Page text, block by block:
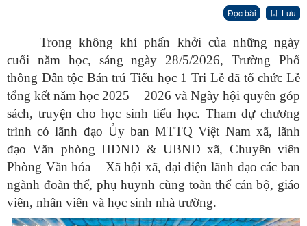
Đọc bài Lưu
Trong không khí phấn khởi của những ngày
cuối năm học, sáng ngày 28/5/2026, Trường Phổ
thông Dân tộc Bán trú Tiểu học 1 Tri Lễ đã tổ chức Lễ
tổng kết năm học 2025 – 2026 và Ngày hội quyên góp
sách, truyện cho học sinh tiểu học. Tham dự chương
trình có lãnh đạo Ủy ban MTTQ Việt Nam xã, lãnh
đạo Văn phòng HĐND & UBND xã, Chuyên viên
Phòng Văn hóa – Xã hội xã, đại diện lãnh đạo các ban
ngành đoàn thể, phụ huynh cùng toàn thể cán bộ, giáo
viên, nhân viên và học sinh nhà trường.